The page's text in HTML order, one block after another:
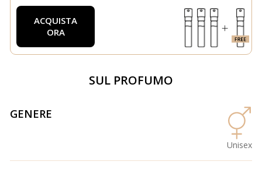
ACQUISTA
ORA
SUL PROFUMO
GENERE
Unisex